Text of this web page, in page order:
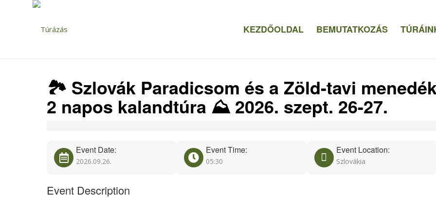
KEZDŐOLDAL BEMUTATKOZÁS
🏞️ Szlovák Paradicsom és a Zöld-tavi
2 napos kalandtúra ⛰️ 2026. szept. 26-27.
Event Date:
2026.09.26.
Event Time:
05:30
Event Location:
Szlovákia
Event Description